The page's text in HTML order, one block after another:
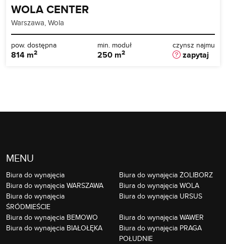
WOLA CENTER
Warszawa, Wola
pow. dostępna
814 m2
min. moduł
250 m2
czynsz najmu
zapytaj
MENU
Biura do wynajęcia
Biura do wynajęcia ŻOLIBORZ
Biura do wynajęcia WARSZAWA
Biura do wynajęcia WOLA
Biura do wynajęcia
ŚRÓDMIEŚCIE
Biura do wynajęcia URSUS
Biura do wynajęcia BEMOWO
Biura do wynajęcia WAWER
Biura do wynajęcia BIAŁOŁĘKA
Biura do wynajęcia PRAGA
POŁUDNIE